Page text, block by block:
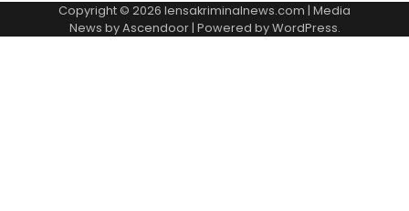
Copyright © 2026 lensakriminalnews.com | Media
News byAscendoor| Powered byWordPress.